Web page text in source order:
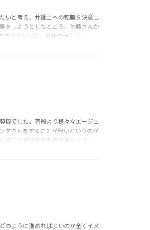
いと考え、弁護士への転職を決意し
をしようとしたところ、佐藤さんか
だくとともに、今後の予 […]
機でした。普段より様々なエージェ
タクトをすることが無いというのが
ることが分かるものであっ […]
のように進めればよいのか全くイメ